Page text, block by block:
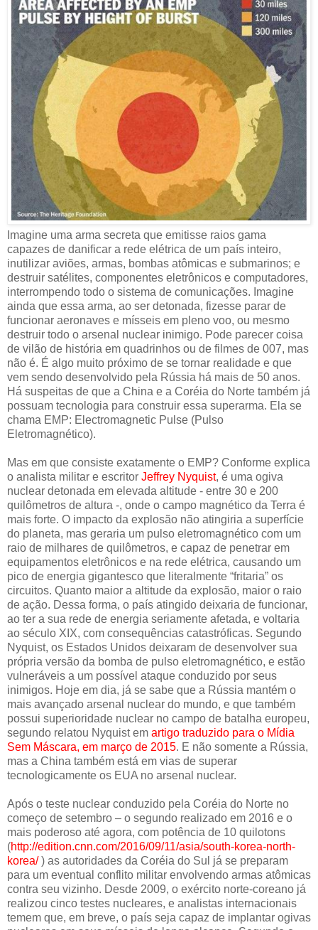
Imagine uma arma secreta que emitisse raios gama
capazes de danificar a rede elétrica de um país inteiro,
inutilizar aviões, armas, bombas atômicas e submarinos; e
destruir satélites, componentes eletrônicos e computadores,
interrompendo todo o sistema de comunicações. Imagine
ainda que essa arma, ao ser detonada, fizesse parar de
funcionar aeronaves e mísseis em pleno voo, ou mesmo
destruir todo o arsenal nuclear inimigo. Pode parecer coisa
de vilão de história em quadrinhos ou de filmes de 007, mas
não é. É algo muito próximo de se tornar realidade e que
vem sendo desenvolvido pela Rússia há mais de 50 anos.
Há suspeitas de que a China e a Coréia do Norte também já
possuam tecnologia para construir essa superarma. Ela se
chama EMP: Electromagnetic Pulse (Pulso
Eletromagnético).
Mas em que consiste exatamente o EMP? Conforme explica
o analista militar e escritor Jeffrey Nyquist, é uma ogiva
nuclear detonada em elevada altitude - entre 30 e 200
quilômetros de altura -, onde o campo magnético da Terra é
mais forte. O impacto da explosão não atingiria a superfície
do planeta, mas geraria um pulso eletromagnético com um
raio de milhares de quilômetros, e capaz de penetrar em
equipamentos eletrônicos e na rede elétrica, causando um
pico de energia gigantesco que literalmente “fritaria” os
circuitos. Quanto maior a altitude da explosão, maior o raio
de ação. Dessa forma, o país atingido deixaria de funcionar,
ao ter a sua rede de energia seriamente afetada, e voltaria
ao século XIX, com consequências catastróficas. Segundo
Nyquist, os Estados Unidos deixaram de desenvolver sua
própria versão da bomba de pulso eletromagnético, e estão
vulneráveis a um possível ataque conduzido por seus
inimigos. Hoje em dia, já se sabe que a Rússia mantém o
mais avançado arsenal nuclear do mundo, e que também
possui superioridade nuclear no campo de batalha europeu,
segundo relatou Nyquist em artigo traduzido para o Mídia
Sem Máscara, em março de 2015. E não somente a Rússia,
mas a China também está em vias de superar
tecnologicamente os EUA no arsenal nuclear.
Após o teste nuclear conduzido pela Coréia do Norte no
começo de setembro – o segundo realizado em 2016 e o
mais poderoso até agora, com potência de 10 quilotons
(http://edition.cnn.com/2016/09/11/asia/south-korea-north-
korea/ ) as autoridades da Coréia do Sul já se preparam
para um eventual conflito militar envolvendo armas atômicas
contra seu vizinho. Desde 2009, o exército norte-coreano já
realizou cinco testes nucleares, e analistas internacionais
temem que, em breve, o país seja capaz de implantar ogivas